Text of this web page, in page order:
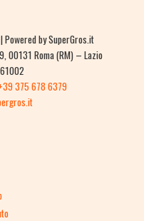
Powered by SuperGros.it
00131 Roma (RM) – Lazio
375 678 6379